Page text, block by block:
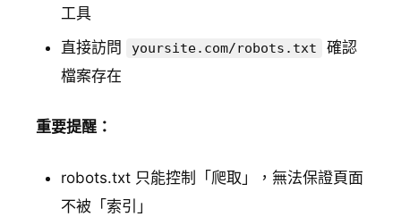
工具
直接訪問
yoursite.com/robots.txt
確認
檔案存在
重要提醒：
robots.txt 只能控制「爬取」，無法保證頁面
不被「索引」